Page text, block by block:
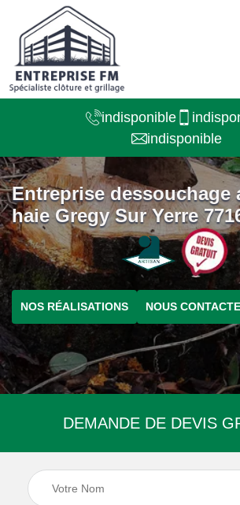
indisponible
indisponible
Entreprise dessouchage
haie Gregy Sur Yerre
NOS RÉALISATIONS NOUS
DEMANDE DE DEVIS